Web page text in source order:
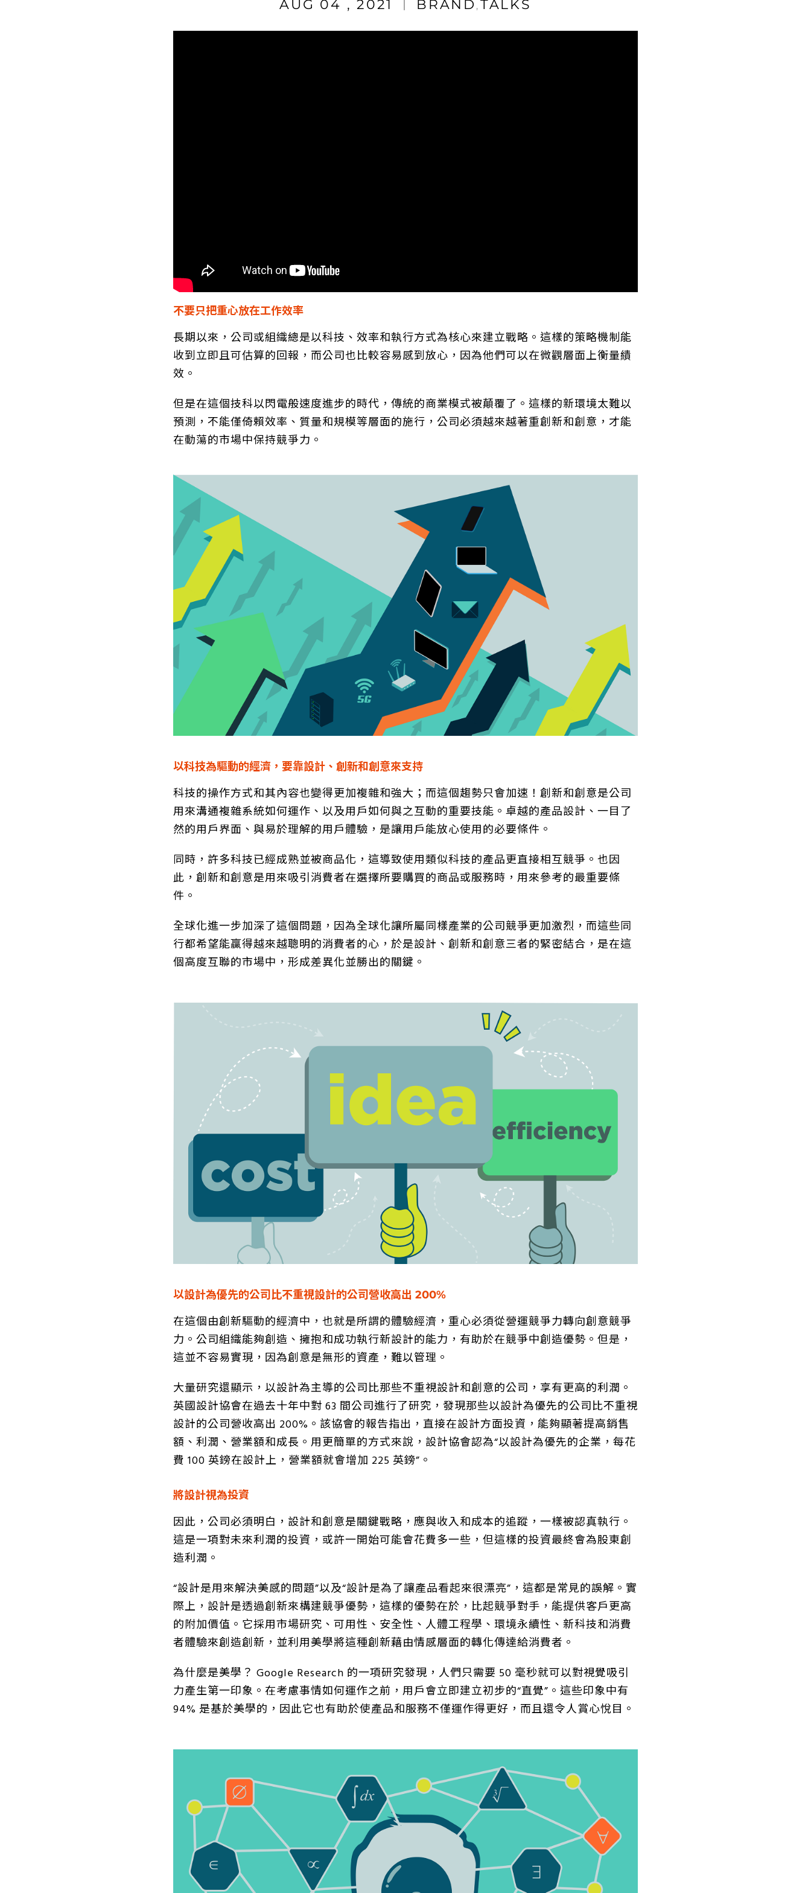
AUG 04 , 2021 BRAND , TALKS
不要只把重心放在工作效率
長期以來，公司或組織總是以科技、效率和執行方式為核心來建立戰略。這樣的策略機制能
收到立即且可估算的回報，而公司也比較容易感到放心，因為他們可以在微觀層面上衡量績
效。
但是在這個技科以閃電般速度進步的時代，傳統的商業模式被顛覆了。這樣的新環境太難以
預測，不能僅倚賴效率、質量和規模等層面的施行，公司必須越來越著重創新和創意，才能
在動蕩的市場中保持競爭力。
以科技為驅動的經濟，要靠設計、創新和創意來支持
科技的操作方式和其內容也變得更加複雜和強大；而這個趨勢只會加速！創新和創意是公司
用來溝通複雜系統如何運作、以及用戶如何與之互動的重要技能。卓越的產品設計、一目了
然的用戶界面、與易於理解的用戶體驗，是讓用戶能放心使用的必要條件。
同時，許多科技已經成熟並被商品化，這導致使用類似科技的產品更直接相互競爭。也因
此，創新和創意是用來吸引消費者在選擇所要購買的商品或服務時，用來參考的最重要條
件。
全球化進一步加深了這個問題，因為全球化讓所屬同樣產業的公司競爭更加激烈，而這些同
行都希望能贏得越來越聰明的消費者的心，於是設計、創新和創意三者的緊密結合，是在這
個高度互聯的市場中，形成差異化並勝出的關鍵。
以設計為優先的公司比不重視設計的公司營收高出 200%
在這個由創新驅動的經濟中，也就是所謂的體驗經濟，重心必須從營運競爭力轉向創意競爭
力。公司組織能夠創造、擁抱和成功執行新設計的能力，有助於在競爭中創造優勢。但是，
這並不容易實現，因為創意是無形的資產，難以管理。
大量研究還顯示，以設計為主導的公司比那些不重視設計和創意的公司，享有更高的利潤。
英國設計協會在過去十年中對 63 間公司進行了研究，發現那些以設計為優先的公司比不重視
設計的公司營收高出 200%。該協會的報告指出，直接在設計方面投資，能夠顯著提高銷售
額、利潤、營業額和成長。用更簡單的方式來說，設計協會認為“以設計為優先的企業，每花
費 100 英鎊在設計上，營業額就會增加 225 英鎊”。
將設計視為投資
因此，公司必須明白，設計和創意是關鍵戰略，應與收入和成本的追蹤，一樣被認真執行。
這是一項對未來利潤的投資，或許一開始可能會花費多一些，但這樣的投資最終會為股東創
造利潤。
“設計是用來解決美感的問題”以及“設計是為了讓產品看起來很漂亮”，這都是常見的誤解。實
際上，設計是透過創新來構建競爭優勢，這樣的優勢在於，比起競爭對手，能提供客戶更高
的附加價值。它採用市場研究、可用性、安全性、人體工程學、環境永續性、新科技和消費
者體驗來創造創新，並利用美學將這種創新藉由情感層面的轉化傳達給消費者。
為什麼是美學？ Google Research 的一項研究發現，人們只需要 50 毫秒就可以對視覺吸引
力產生第一印象。在考慮事情如何運作之前，用戶會立即建立初步的“直覺”。這些印象中有
94% 是基於美學的，因此它也有助於使產品和服務不僅運作得更好，而且還令人賞心悅目。